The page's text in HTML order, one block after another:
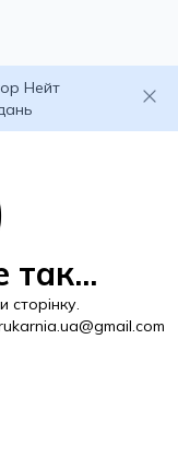
Нейт
так...